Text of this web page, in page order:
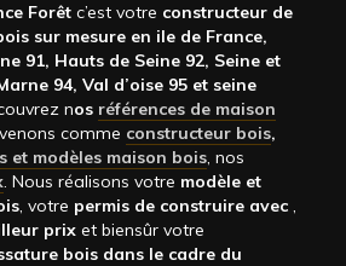
Forêt c’est votre constructeur de
sur mesure en ile de France,
91, Hauts de Seine 92, Seine et
94, Val d’oise 95 et seine
nos références de maison
comme constructeur bois,
et modèles maison bois, nos
. Nous réalisons votre modèle et
, votre permis de construire avec ,
prix et biensûr votre
bois dans le cadre du